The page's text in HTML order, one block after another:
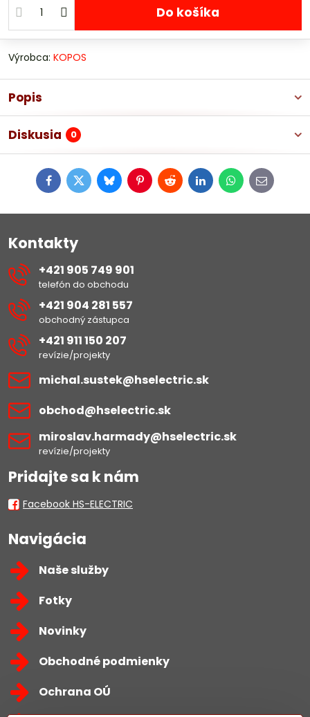
Do košíka
Výrobca: KOPOS
Popis
Diskusia 0
FacebookTwitterBlueskyPinterestRedditLinkedInWhatsApp
E-
mail
Kontakty
+421 905 749 901
telefón do obchodu
+421 904 281 557
obchodný zástupca
+421 911 150 207
revízie/projekty
michal​.sustek​@hselectric​.sk
obchod​@hselectric​.sk
miroslav​.harmady​@hselectric​.sk
revízie/projekty
Pridajte sa k nám
Facebook HS-ELECTRIC
Navigácia
Naše služby
Fotky
Novinky
Obchodné podmienky
Ochrana OÚ